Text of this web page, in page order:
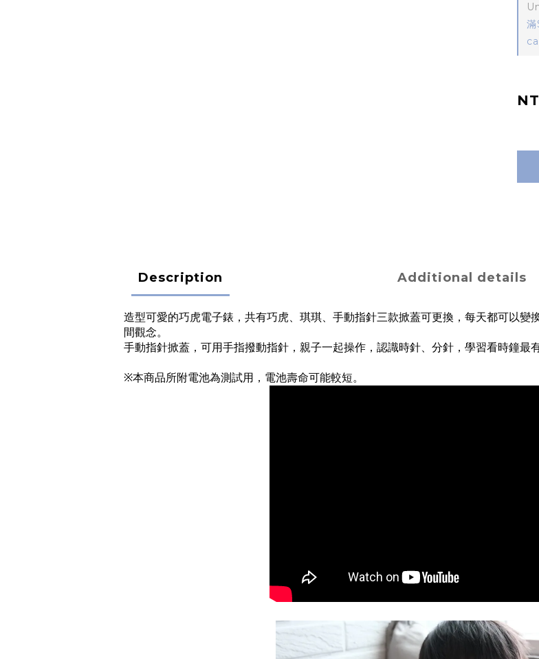
Description Additional details
造型可愛的巧虎電子錶，共有巧虎、琪琪、手動指針三款掀蓋可更換，每天都可以
間觀念。
手動指針掀蓋，可用手指撥動指針，親子一起操作，認識時針、分針，學習看時鐘最有
※本商品所附電池為測試用，電池壽命可能較短。